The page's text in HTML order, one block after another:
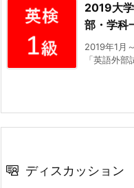
2019大
部・学科
2019年1月
「英語外
ディスカッション